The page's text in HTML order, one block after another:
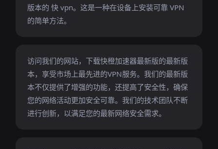
版本的 快 vpn。这是一种在设备上安装可靠 VPN
的简单方法。
访问我们的网站，下载快橙加速器最新版的最新版
本，享受市场上最先进的VPN服务。我们的最新版
本不仅提供了增强的功能，还提高了安全性，确保
您的网络活动更加安全可靠。我们的技术团队不断
进行创新，以满足您的最新网络安全需求。